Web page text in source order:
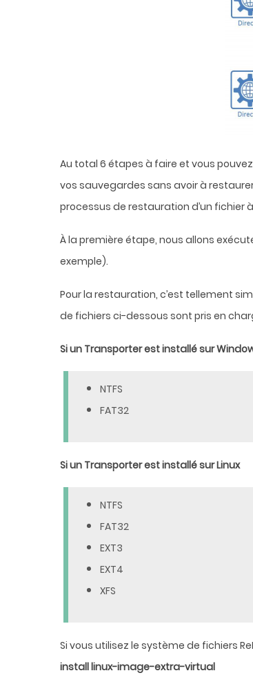
Au total 6 étapes à faire et vous
vos sauvegardes sans avoir à
processus de restauration d’un fichier
À la première étape, nous allons
exemple).
Pour la restauration, c’est tellement
de fichiers ci-dessous sont pris en
Si un Transporter est installé sur
NTFS
FAT32
Si un Transporter est installé sur Linux
NTFS
FAT32
EXT3
EXT4
XFS
Si vous utilisez le système de fichiers
install linux-image-extra-virtual